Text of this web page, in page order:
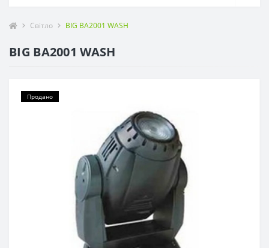
Світло BIG BA2001 WASH
BIG BA2001 WASH
Продано